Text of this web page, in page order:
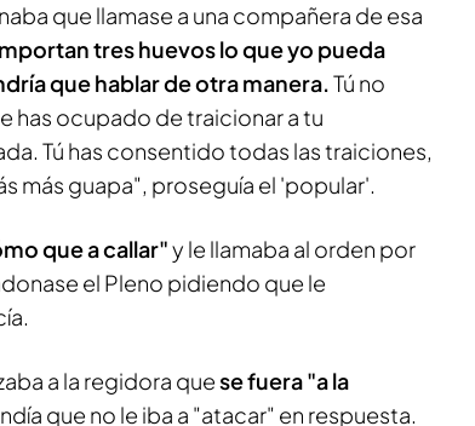
que llamase a una compañera de esa
tres huevos lo que yo pueda
que hablar de otra manera.Tú no
has ocupado de traicionar a tu
Tú has consentido todas las traiciones,
más guapa", proseguía el 'popular'.
que a callar"y le llamaba al orden por
el Pleno pidiendo que le
a la regidora quese fuera "a la
que no le iba a "atacar" en respuesta.